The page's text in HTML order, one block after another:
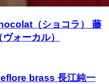
（ショコラ） 藤
ォーカル）
brass 長江純一